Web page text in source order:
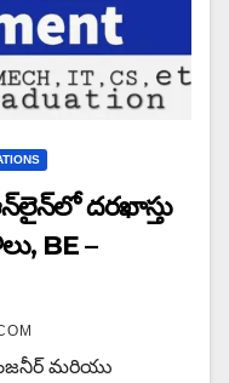
దరఖాస్తు
BE –
మరియు